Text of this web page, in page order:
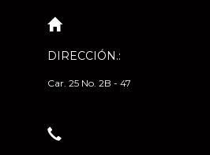
DIRECCIÓN.:
Car. 25 No. 2B - 47